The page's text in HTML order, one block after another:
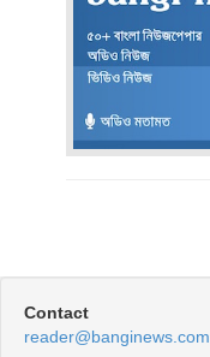
Contact
reader@banginews.com